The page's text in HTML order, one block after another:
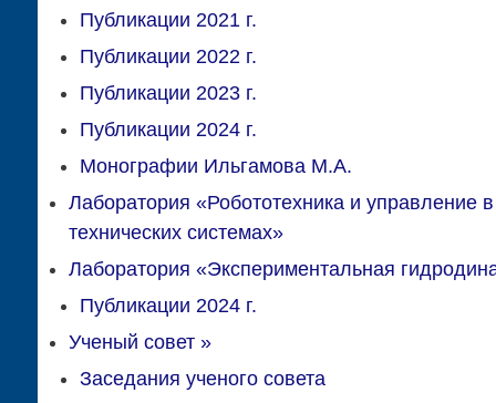
Публикации 2021 г.
Публикации 2022 г.
Публикации 2023 г.
Публикации 2024 г.
Монографии Ильгамова М.А.
Лаборатория «Робототехника и управление в
технических системах»
Лаборатория «Экспериментальная
Публикации 2024 г.
Ученый совет»
Заседания ученого совета